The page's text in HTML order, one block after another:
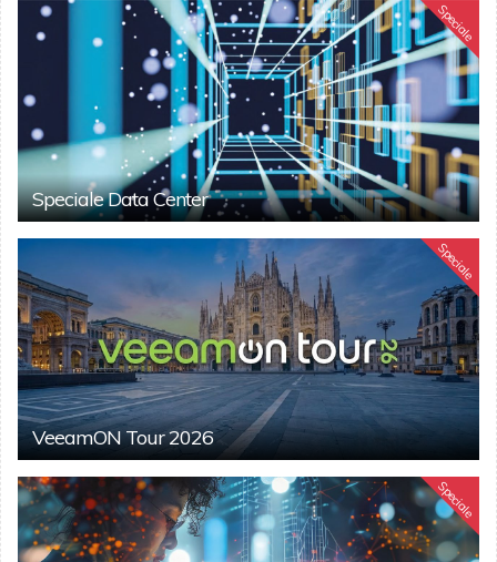
Speciale
Speciale Data Center
Speciale
VeeamON Tour 2026
Speciale